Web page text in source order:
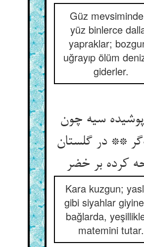
Güz
yüz binlerce
yapraklar;
uğrayıp ölüm
giderler.
پوشیده سیه چون
** در گلستان
کرده بر خضر
Kara kuzgun;
gibi siyahlar
bağlarda,
matemini tutar.